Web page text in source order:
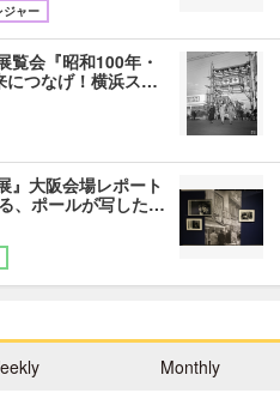
ジャー
覧会『昭和100年・
につなげ！横浜ス…
』大阪会場レポート
、ポールが写した…
Monthly